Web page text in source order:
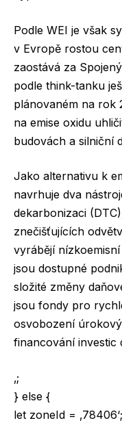
Podle WEI je však
v Evropě rostou
zaostává za
podle think-tanku
plánovaném na rok
na emise oxidu
budovách a silniční
Jako alternativu k
navrhuje dva
dekarbonizaci
znečišťujících
vyrábějí
jsou dostupné
složité změny
jsou fondy pro
osvobození
financování investic
‚;
} else {
let zoneId = ‚78406‘;